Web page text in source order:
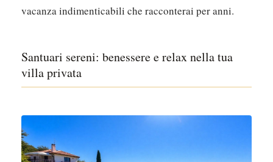
vacanza indimenticabili che racconterai per anni.
Santuari sereni: benessere e relax nella tua
villa privata